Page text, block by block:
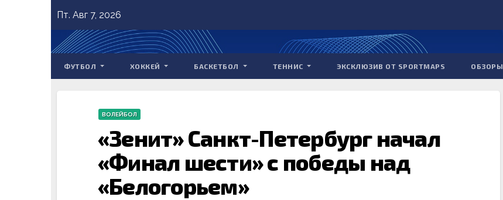
to
content
Пт. Авг 7, 2026
ФУТБОЛ ХОККЕЙ БАСКЕТБОЛ ТЕННИС ЭКСКЛЮЗИВ ОТ SPORTMAPS ОБЗОРЫ
ВОЛЕЙБОЛ
«Зенит» Санкт-Петербург начал
«Финал шести» с победы над
«Белогорьем»